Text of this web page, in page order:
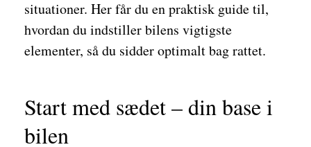
situationer. Her får du en praktisk guide til,
hvordan du indstiller bilens vigtigste
elementer, så du sidder optimalt bag rattet.
Start med sædet – din base i
bilen